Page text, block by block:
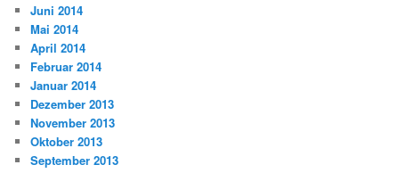
Juni 2014
Mai 2014
April 2014
Februar 2014
Januar 2014
Dezember 2013
November 2013
Oktober 2013
September 2013